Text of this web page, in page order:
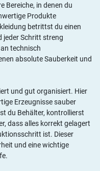
Bereiche, in denen du
Produkte
betrittst du einen
jeder Schritt streng
technisch
absolute Sauberkeit und
und gut organisiert. Hier
Erzeugnisse sauber
du Behälter, kontrollierst
dass alles korrekt gelagert
ist. Dieser
und eine wichtige